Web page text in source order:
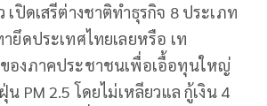
เปิดเสรีต่างชาติทำธุรกิจ 8 ประเภท
ยึดประเทศไทยเลยหรือ เท
องภาคประชาชนเพื่อเอื้อทุนใหญ่
PM 2.5 โดยไม่เหลียวแล กู้เงิน 4